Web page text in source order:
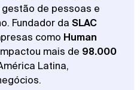
de pessoas e
Fundador da SLAC
como Human
mais de 98.000
Latina,